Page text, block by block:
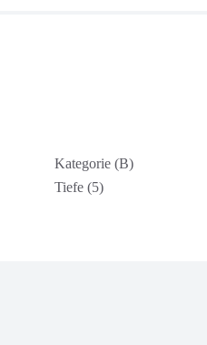
Kategorie (B)
Tiefe (5)